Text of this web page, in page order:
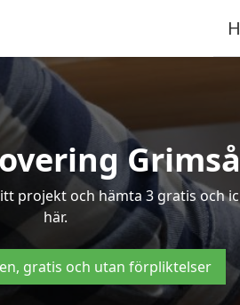
projekt och hämta 3 gratis och
här.
gratis och utan förpliktelser